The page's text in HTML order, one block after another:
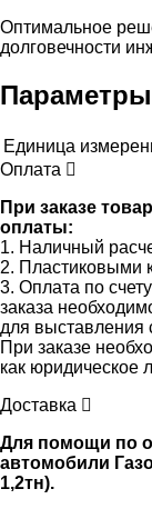
Оптимальное
долговечности
Параметры
Единица
Оплата
При заказе
оплаты:
1. Наличный
2. Пластиковыми
3. Оплата по
заказа
для выставления
При заказе
как юридическое
Доставка
Для помощи по
автомобили
1,2тн).